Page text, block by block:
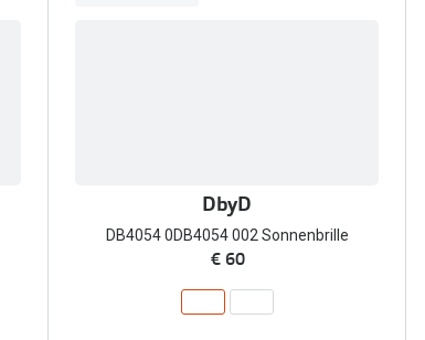
DbyD
DB4054 0DB4054 002 Sonnenbrille
€ 60